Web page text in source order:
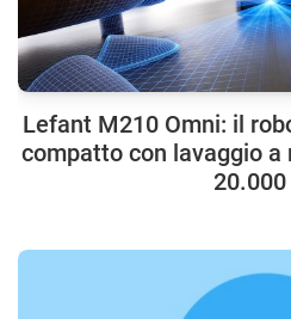
Lefant M210 Omni: il
compatto con lavaggio a
20.000